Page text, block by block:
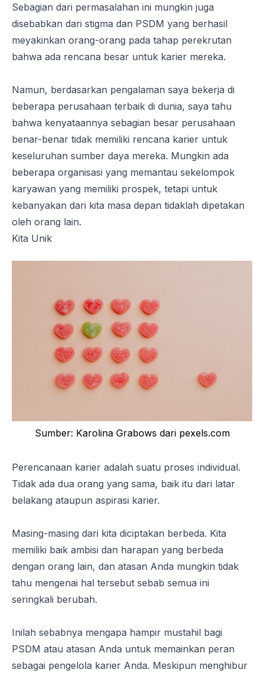
Sebagian dari permasalahan ini mungkin juga
disebabkan dari stigma dan PSDM yang berhasil
meyakinkan orang-orang pada tahap perekrutan
bahwa ada rencana besar untuk karier mereka.
Namun, berdasarkan pengalaman saya bekerja di
beberapa perusahaan terbaik di dunia, saya tahu
bahwa kenyataannya sebagian besar perusahaan
benar-benar tidak memiliki rencana karier untuk
keseluruhan sumber daya mereka. Mungkin ada
beberapa organisasi yang memantau sekelompok
karyawan yang memiliki prospek, tetapi untuk
kebanyakan dari kita masa depan tidaklah dipetakan
oleh orang lain.
Kita Unik
Sumber: Karolina Grabows dari pexels.com
Perencanaan karier adalah suatu proses individual.
Tidak ada dua orang yang sama, baik itu dari latar
belakang ataupun aspirasi karier.
Masing-masing dari kita diciptakan berbeda. Kita
memiliki baik ambisi dan harapan yang berbeda
dengan orang lain, dan atasan Anda mungkin tidak
tahu mengenai hal tersebut sebab semua ini
seringkali berubah.
Inilah sebabnya mengapa hampir mustahil bagi
PSDM atau atasan Anda untuk memainkan peran
sebagai pengelola karier Anda. Meskipun menghibur